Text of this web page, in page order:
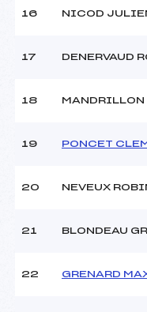
16 NICOD
17 DENERVAUD
18
19 PONCET
20 NEVEUX
21 BLONDEAU
22 GRENARD